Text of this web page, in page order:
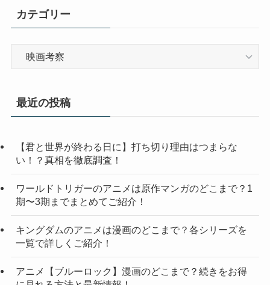
カテゴリー
リ
最近の投稿
【君と世界が終わる日に】打ち切り理由はつまらな
い！？真相を徹底調査！
ワールドトリガーのアニメは原作マンガのどこまで？1
期〜3期までまとめてご紹介！
キングダムのアニメは漫画のどこまで？各シリーズを
一覧で詳しくご紹介！
アニメ【ブルーロック】漫画のどこまで？続きをお得